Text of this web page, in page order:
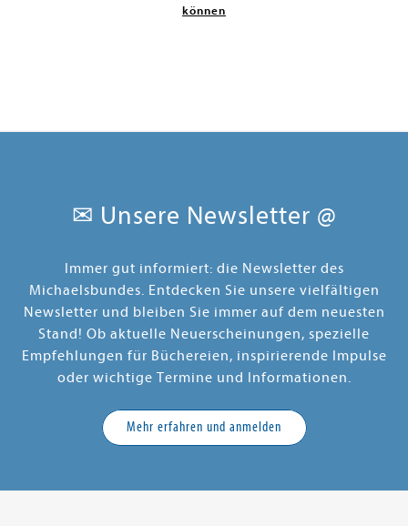
können
✉ Unsere Newsletter @
Immer gut informiert: die Newsletter des
Michaelsbundes. Entdecken Sie unsere vielfältigen
Newsletter und bleiben Sie immer auf dem neuesten
Stand! Ob aktuelle Neuerscheinungen, spezielle
Empfehlungen für Büchereien, inspirierende Impulse
oder wichtige Termine und Informationen.
Mehr erfahren und anmelden